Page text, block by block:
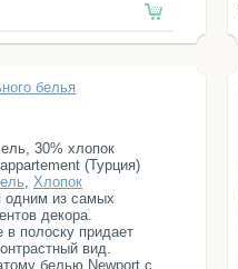
белья
30% хлопок
(Турция)
, Хлопок
одним из самых
декора.
в полоску придает
вид.
белью Newport с